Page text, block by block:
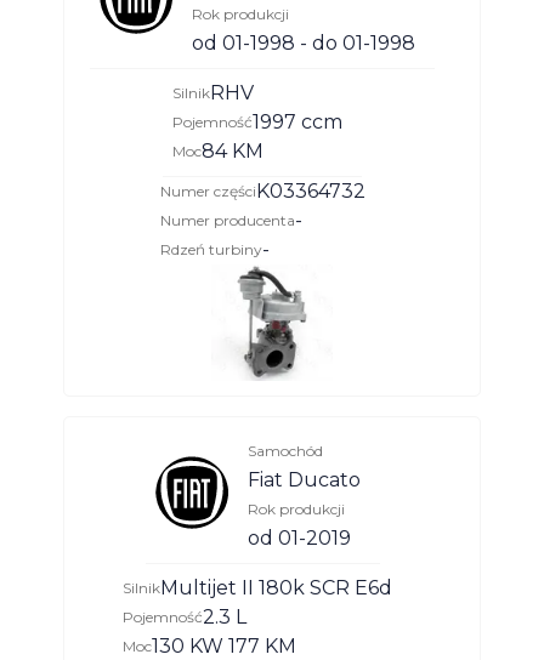
Rok produkcji
od 01-1998 - do 01-1998
SilnikRHV
Pojemność1997 ccm
Moc84 KM
Numer częściK03364732
Numer producenta-
Rdzeń turbiny-
Samochód
Fiat Ducato
Rok produkcji
od 01-2019
SilnikMultijet II 180k SCR E6d
Pojemność2.3 L
Moc130 KW 177 KM